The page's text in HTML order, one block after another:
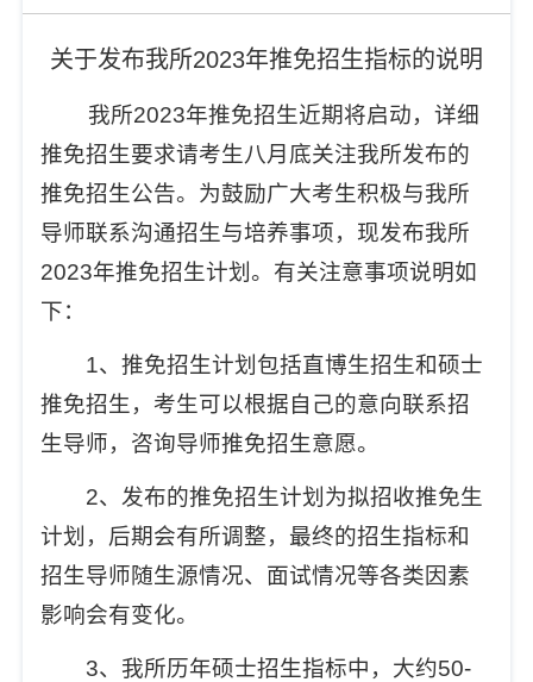
关于发布我所2023年推免招生指标的说明
我所2023年推免招生近期将启动，详细
推免招生要求请考生八月底关注我所发布的
推免招生公告。为鼓励广大考生积极与我所
导师联系沟通招生与培养事项，现发布我所
2023年推免招生计划。有关注意事项说明如
下：
1、推免招生计划包括直博生招生和硕士
推免招生，考生可以根据自己的意向联系招
生导师，咨询导师推免招生意愿。
2、发布的推免招生计划为拟招收推免生
计划，后期会有所调整，最终的招生指标和
招生导师随生源情况、面试情况等各类因素
影响会有变化。
3、我所历年硕士招生指标中，大约50-